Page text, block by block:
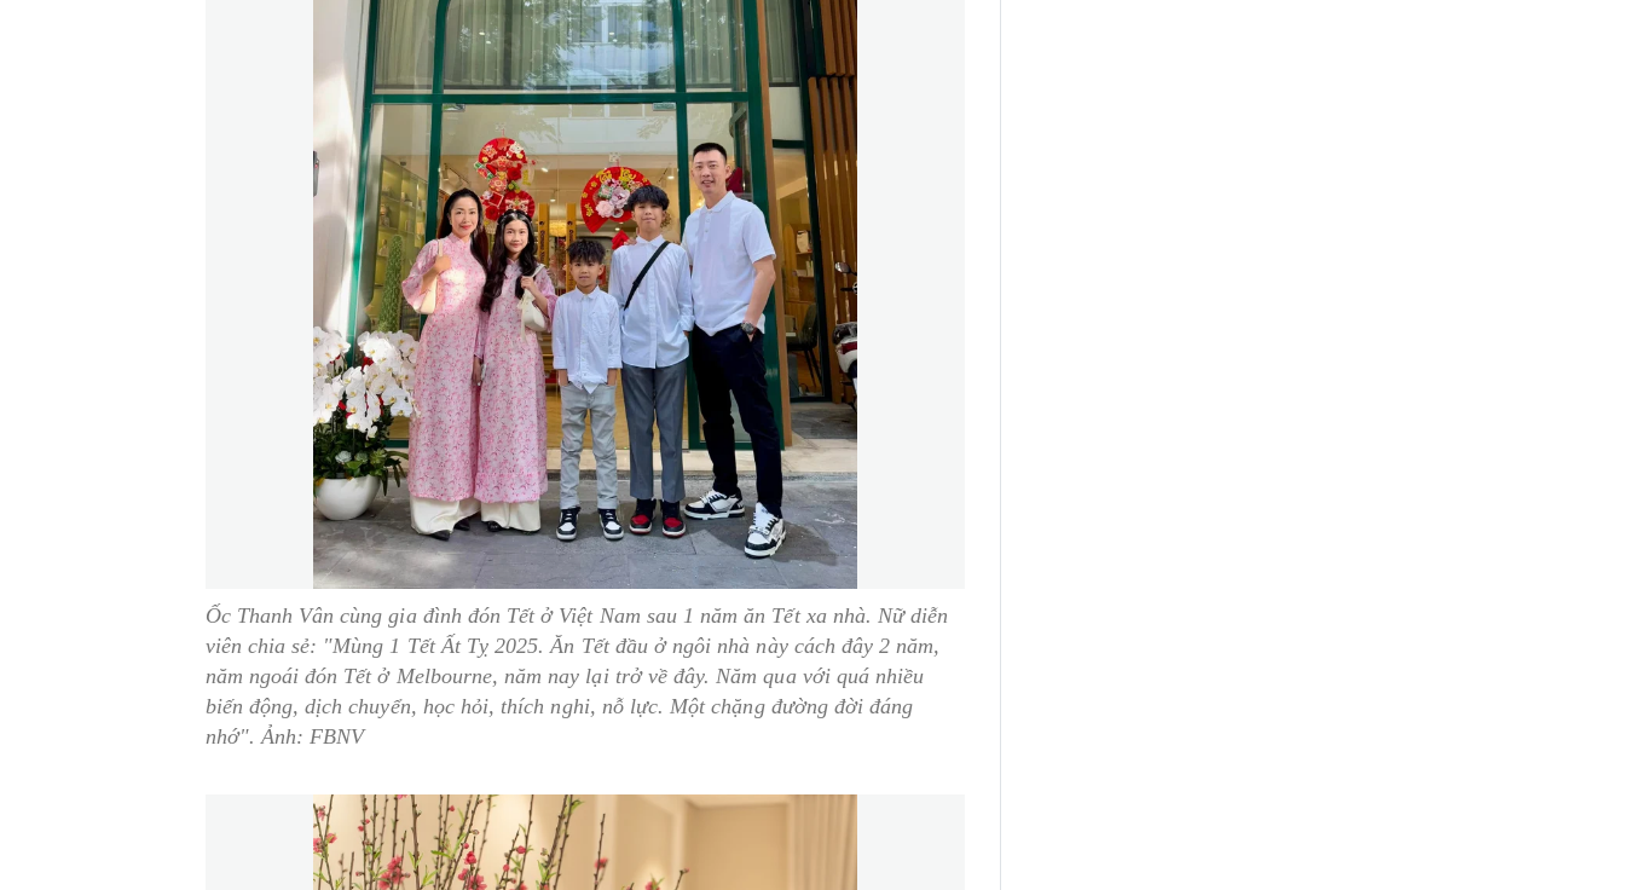
Ốc Thanh Vân cùng gia đình đón Tết ở Việt Nam sau 1 năm ăn Tết xa nhà. Nữ diễn
viên chia sẻ: "Mùng 1 Tết Ất Tỵ 2025. Ăn Tết đầu ở ngôi nhà này cách đây 2 năm,
năm ngoái đón Tết ở Melbourne, năm nay lại trở về đây. Năm qua với quá nhiều
biến động, dịch chuyển, học hỏi, thích nghi, nỗ lực. Một chặng đường đời đáng
nhớ". Ảnh: FBNV